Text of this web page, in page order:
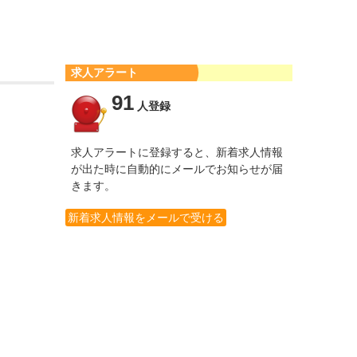
求人アラート
91人登録
求人アラートに登録すると、新着求人情報
が出た時に自動的にメールでお知らせが届
きます。
新着求人情報をメールで受ける